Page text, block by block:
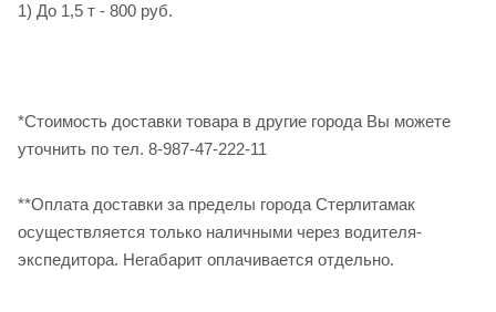
1) До 1,5 т - 800 руб.
*Стоимость доставки товара в другие города Вы можете
уточнить по тел. 8-987-47-222-11
**Оплата доставки за пределы города Стерлитамак
осуществляется только наличными через водителя-
экспедитора. Негабарит оплачивается отдельно.